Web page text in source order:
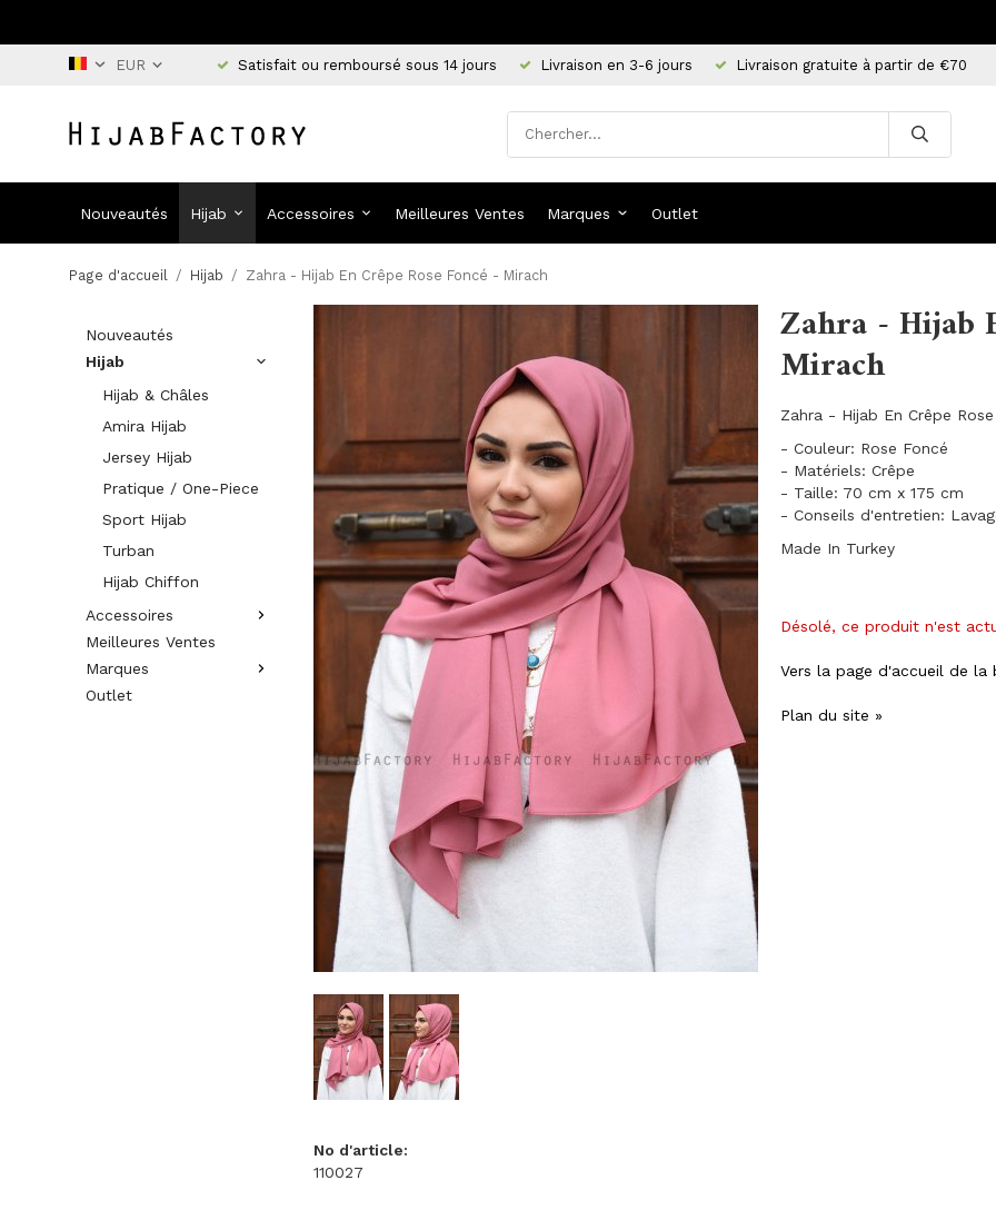
Satisfait ou remboursé sous 14 jours Livraison en 3-6 jours Livraison gratuite à partir de €70
Nouveautés Hijab Accessoires Meilleures Ventes Marques Outlet
Page d'accueil / Hijab / Zahra - Hijab En Crêpe Rose Foncé - Mirach
Nouveautés
Hijab
Hijab & Châles
Amira Hijab
Jersey Hijab
Pratique / One-Piece
Sport Hijab
Turban
Hijab Chiffon
Accessoires
Meilleures Ventes
Marques
Outlet
Zahra - Hijab
Mirach
Zahra - Hijab En Crêpe
- Couleur: Rose Foncé
- Matériels: Crêpe
- Taille: 70 cm x 175 cm
- Conseils d'entretien:
Made In Turkey
Désolé, ce produit n'est
Vers la page d'accueil de la
Plan du site »
No d'article:
110027